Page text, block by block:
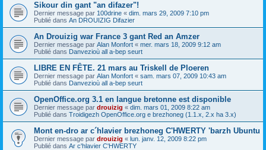
Sikour din gant "an difazer"!
Dernier message par 100drine « dim. mars 29, 2009 7:10 pm
Publié dans An DROUIZIG Difazier
An Drouizig war France 3 gant Red an Amzer
Dernier message par Alan Monfort « mer. mars 18, 2009 9:12 am
Publié dans Danvezioù all a-bep seurt
LIBRE EN FÊTE. 21 mars au Triskell de Ploeren
Dernier message par Alan Monfort « sam. mars 07, 2009 10:43 am
Publié dans Danvezioù all a-bep seurt
OpenOffice.org 3.1 en langue bretonne est disponible
Dernier message par drouizig « dim. mars 01, 2009 8:22 am
Publié dans Troidigezh OpenOffice.org e brezhoneg (1.1.x, 2.x ha 3.x)
Mont en-dro ar c´hlavier brezhoneg C'HWERTY 'barzh Ubuntu
Dernier message par drouizig « lun. janv. 12, 2009 8:22 pm
Publié dans Ar c'hlavier C'HWERTY